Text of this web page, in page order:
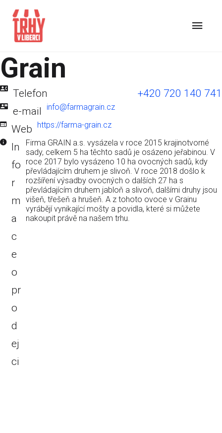
Grain
Telefon
+420 720 140 741
e-mail
info@farmagrain.cz
Web https://farma-grain.cz
In
fo
r
m
a
c
e
o
pr
o
d
ej
ci
Firma GRAIN a.s. vysázela v roce 2015 krajinotvorné
sady, celkem 5 ha těchto sadů je osázeno jeřabinou. V
roce 2017 bylo vysázeno 10 ha ovocných sadů, kdy
převládajícím druhem je slivoň. V roce 2018 došlo k
rozšíření výsadby ovocných o dalších 27 ha s
převládajícím druhem jabloň a slivoň, dalšími druhy jsou
višeň, třešeň a hrušeň. A z tohoto ovoce v Grainu
vyrábějí vynikající mošty a povidla, které si můžete
nakoupit právě na našem trhu.